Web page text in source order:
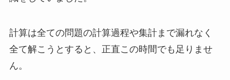
計算は全ての問題の計算過程や集計まで漏れなく
全て解こうとすると、正直この時間でも足りませ
ん。